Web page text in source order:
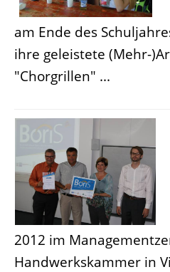
am Ende des
ihre geleistete (Mehr-
"Chorgrillen" ...
2012 im
Handwerkskammer in